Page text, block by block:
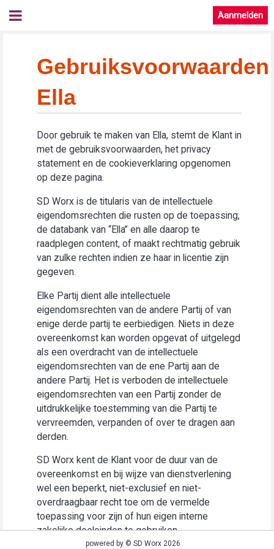
Aanmelden
Gebruiksvoorwaarden
Ella
Door gebruik te maken van Ella, stemt de Klant in
met de gebruiksvoorwaarden, het privacy
statement en de cookieverklaring opgenomen
op deze pagina.
SD Worx is de titularis van de intellectuele
eigendomsrechten die rusten op de toepassing,
de databank van “Ella” en alle daarop te
raadplegen content, of maakt rechtmatig gebruik
van zulke rechten indien ze haar in licentie zijn
gegeven.
Elke Partij dient alle intellectuele
eigendomsrechten van de andere Partij of van
enige derde partij te eerbiedigen. Niets in deze
overeenkomst kan worden opgevat of uitgelegd
als een overdracht van de intellectuele
eigendomsrechten van de ene Partij aan de
andere Partij. Het is verboden de intellectuele
eigendomsrechten van een Partij zonder de
uitdrukkelijke toestemming van die Partij te
vervreemden, verpanden of over te dragen aan
derden.
SD Worx kent de Klant voor de duur van de
overeenkomst en bij wijze van dienstverlening
wel een beperkt, niet-exclusief en niet-
overdraagbaar recht toe om de vermelde
toepassing voor zijn of hun eigen interne
zakelijke doeleinden te gebruiken
(“Gebruiksrecht”).powered by © SD Worx 2026